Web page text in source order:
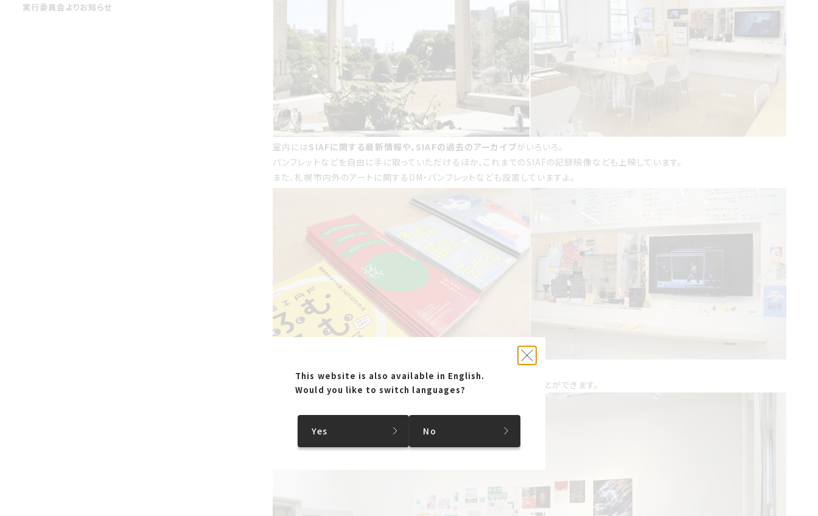
This website is also available in English.
Would you like to switch languages?
Yes No
実行委員会よりお知らせ
実行委員会よりお知らせ
室内にはSIAFに関する最新情報や、SIAFの過去のアーカイブがいろいろ。
パンフレットなどを自由に手に取っていただけるほか、これまでのSIAFの記録映像なども上映しています。
また、札幌市内外のアートに関するDM・パンフレットなども設置していますよ。
SIAFラウンジには常時400冊以上の本があり、全て自由に閲覧することができます。